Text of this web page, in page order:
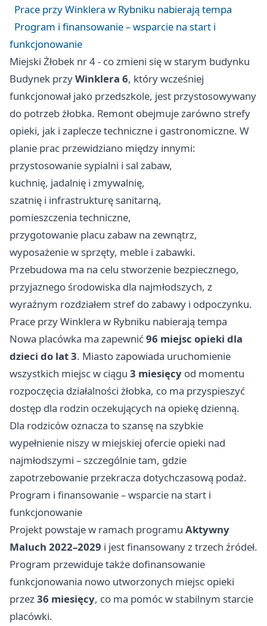
Prace przy Winklera w Rybniku nabierają tempa
Program i finansowanie – wsparcie na start i
funkcjonowanie
Miejski Żłobek nr 4 - co zmieni się w starym budynku
Budynek przyWinklera 6, który wcześniej
funkcjonował jako przedszkole, jest przystosowywany
do potrzeb żłobka. Remont obejmuje zarówno strefy
opieki, jak i zaplecze techniczne i gastronomiczne. W
planie prac przewidziano między innymi:
przystosowanie sypialni i sal zabaw,
kuchnię, jadalnię i zmywalnię,
szatnię i infrastrukturę sanitarną,
pomieszczenia techniczne,
przygotowanie placu zabaw na zewnątrz,
wyposażenie w sprzęty, meble i zabawki.
Przebudowa ma na celu stworzenie bezpiecznego,
przyjaznego środowiska dla najmłodszych, z
wyraźnym rozdziałem stref do zabawy i odpoczynku.
Prace przy Winklera w Rybniku nabierają tempa
Nowa placówka ma zapewnić96 miejsc opieki dla
dzieci do lat 3. Miasto zapowiada uruchomienie
wszystkich miejsc w ciągu 3 miesięcy od momentu
rozpoczęcia działalności żłobka, co ma przyspieszyć
dostęp dla rodzin oczekujących na opiekę dzienną.
Dla rodziców oznacza to szansę na szybkie
wypełnienie niszy w miejskiej ofercie opieki nad
najmłodszymi – szczególnie tam, gdzie
zapotrzebowanie przekracza dotychczasową podaż.
Program i finansowanie – wsparcie na start i
funkcjonowanie
Projekt powstaje w ramach programu Aktywny
Maluch 2022–2029 i jest finansowany z trzech źródeł.
Program przewiduje także dofinansowanie
funkcjonowania nowo utworzonych miejsc opieki
przez36 miesięcy, co ma pomóc w stabilnym starcie
placówki.